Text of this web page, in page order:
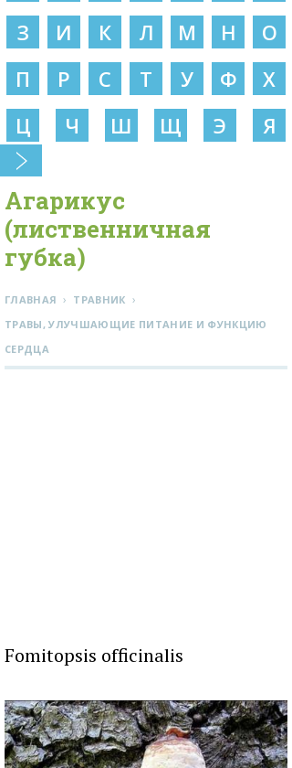
З
И К Л М Н
О
П
Р С Т У Ф
Х
Ц
Ч Ш Щ Э Я
Агарикус
(лиственничная
губка)
ГЛАВНАЯ › ТРАВНИК ›
ТРАВЫ, УЛУЧШАЮЩИЕ ПИТАНИЕ И ФУНКЦИЮ
СЕРДЦА
Fomitopsis officinalis